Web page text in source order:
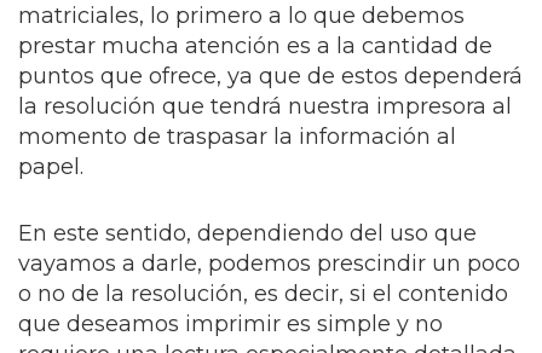
matriciales, lo primero a lo que debemos
prestar mucha atención es a la cantidad de
puntos que ofrece, ya que de estos dependerá
la resolución que tendrá nuestra impresora al
momento de traspasar la información al
papel.
En este sentido, dependiendo del uso que
vayamos a darle, podemos prescindir un poco
o no de la resolución, es decir, si el contenido
que deseamos imprimir es simple y no